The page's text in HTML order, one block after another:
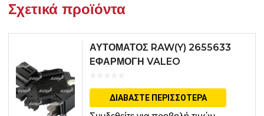
Σχετικά προϊόντα
ΑΥΤΟΜΑΤΟΣ RAW(Y) 2655633
EΦΑΡΜΟΓΗ VALEO
ΔΙΑΒΆΣΤΕ ΠΕΡΙΣΣΌΤΕΡΑ